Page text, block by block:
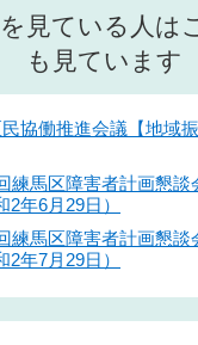
見ている人は
も見ています
協働推進会議【地域
練馬区障害者計画懇談
年6月29日）
練馬区障害者計画懇談
年7月29日）